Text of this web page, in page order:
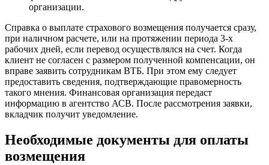
организации.
Справка о выплате страхового возмещения получается сразу,
при наличном расчете, или на протяжении периода 3-х
рабочих дней, если перевод осуществлялся на счет. Когда
клиент не согласен с размером полученной компенсации, он
вправе заявить сотрудникам ВТБ. При этом ему следует
предоставить сведения, подтверждающие правомерность
такого мнения. Финансовая организация передаст
информацию в агентство АСВ. После рассмотрения заявки,
вкладчик получит уведомление.
Необходимые документы для оплаты
возмещения